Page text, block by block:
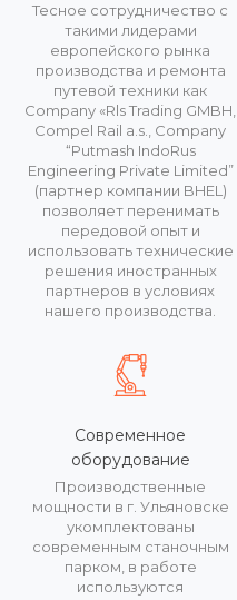
Тесное сотрудничество с
такими лидерами
европейского рынка
производства и ремонта
путевой техники как
Company «Rls Trading GMBH,
Compel Rail a.s., Company
“Putmash IndoRus
Engineering Private Limited”
(партнер компании BHEL)
позволяет перенимать
передовой опыт и
использовать технические
решения иностранных
партнеров в условиях
нашего производства.
Современное
оборудование
Производственные
мощности в г. Ульяновске
укомплектованы
современным станочным
парком, в работе
используются